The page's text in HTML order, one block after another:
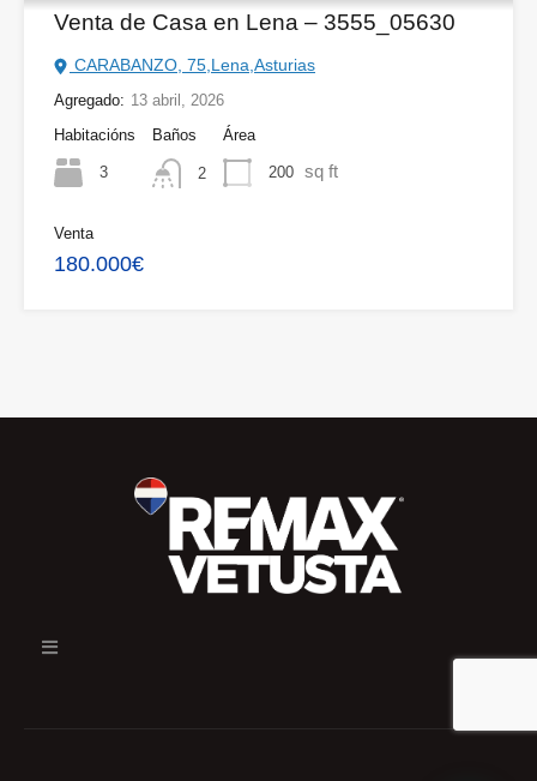
Venta de Casa en Lena – 3555_05630
CARABANZO, 75,Lena,Asturias
Agregado: 13 abril, 2026
Habitacións
3
Baños
2
Área
200 sq ft
Venta
180.000€